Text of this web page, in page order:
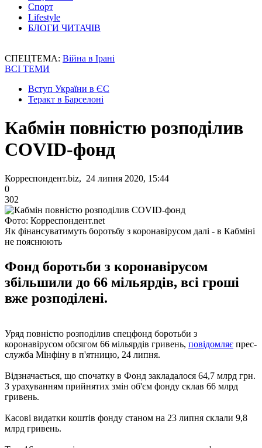
Спорт
Lifestyle
БЛОГИ ЧИТАЧІВ
СПЕЦТЕМА: Війна в Ірані
ВСІ ТЕМИ
Вступ України в ЄС
Теракт в Барселоні
Кабмін повністю розподілив
COVID-фонд
Корреспондент.biz, 24 липня 2020, 15:44
0
302
Фото: Корреспондент.net
Як фінансуватимуть боротьбу з коронавірусом далі - в Кабміні
не пояснюють
Фонд боротьби з коронавірусом
збільшили до 66 мільярдів, всі гроші
вже розподілені.
Уряд повністю розподілив спецфонд боротьби з
коронавірусом обсягом 66 мільярдів гривень, повідомляє прес-
служба Мінфіну в п'ятницю, 24 липня.
Відзначається, що спочатку в Фонд закладалося 64,7 млрд грн.
З урахуванням прийнятих змін об'єм фонду склав 66 млрд
гривень.
Касові видатки коштів фонду станом на 23 липня склали 9,8
млрд гривень.